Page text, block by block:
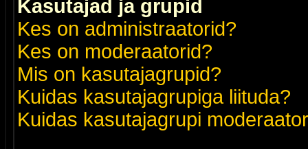
Kasutajad ja grupid
Kes on administraatorid?
Kes on moderaatorid?
Mis on kasutajagrupid?
Kuidas kasutajagrupiga liituda?
Kuidas kasutajagrupi